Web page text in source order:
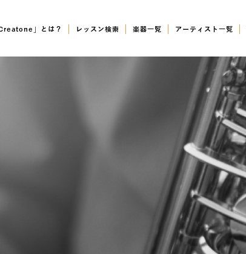
」とは？ レッスン検索 楽器一覧 アーティスト一覧